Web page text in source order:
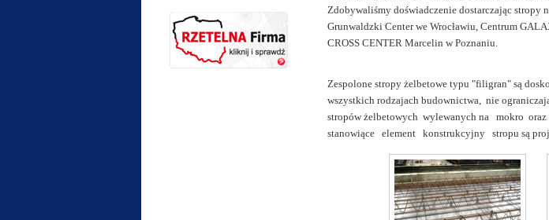
Zdobywaliśmy doświadczenie dostarczając
Grunwaldzki Center we Wrocławiu, Centrum
CROSS CENTER Marcelin w Poznaniu.
Zespolone stropy żelbetowe typu "filigran" są
wszystkich rodzajach budownictwa, nie
stropów żelbetowych wylewanych na mokro
stanowiące element konstrukcyjny stropu są